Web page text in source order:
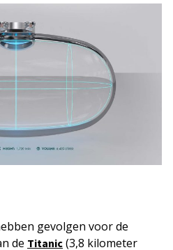
gevolgen voor de
de Titanic (3,8 kilometer